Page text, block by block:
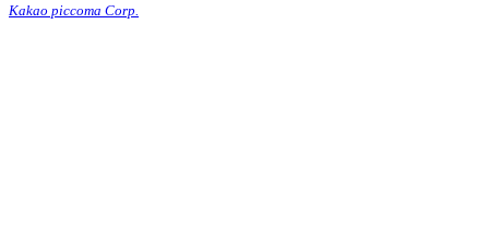
Kakao piccoma Corp.